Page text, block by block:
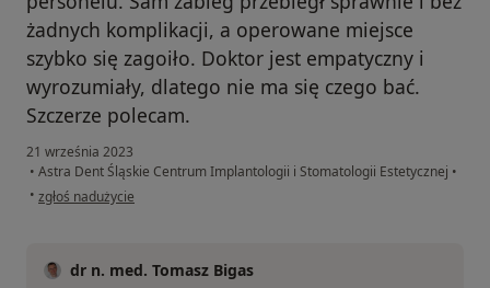
żadnych komplikacji, a operowane miejsce
szybko się zagoiło. Doktor jest empatyczny i
wyrozumiały, dlatego nie ma się czego bać.
Szczerze polecam.
21 września 2023
• Astra Dent Śląskie Centrum Implantologii i Stomatologii Estetycznej •
• w opinii użytkownika Diana
zgłoś nadużycie
dr n. med. Tomasz Bigas